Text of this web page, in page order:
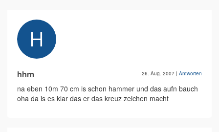
hhm 26. Aug. 2007 | Antworten
na eben 10m 70 cm is schon hammer und das aufn bauch
oha da is es klar das er das kreuz zeichen macht